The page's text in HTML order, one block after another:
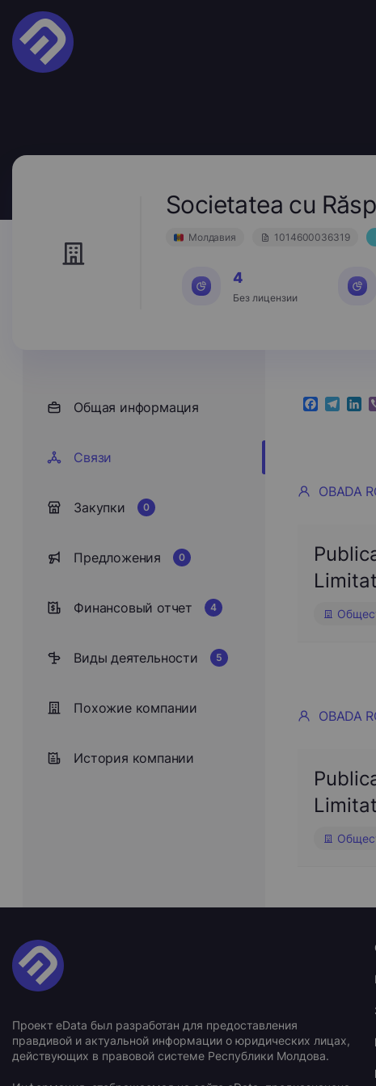
Societatea cu
Молдавия 1014600036319
4
Без лицензии
Общая информация
Cвязи
Закупки 0
Предложения 0
Финансовый отчет 4
Виды деятельности 5
Похожие компании
История компании
Facebook
OBADA
OBADA
Проект eData был разработан для предоставления
правдивой и актуальной информации о юридических лицах,
действующих в правовой системе Республики Молдова.